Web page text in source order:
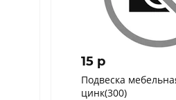
15 p
Подвеска
цинк(300)